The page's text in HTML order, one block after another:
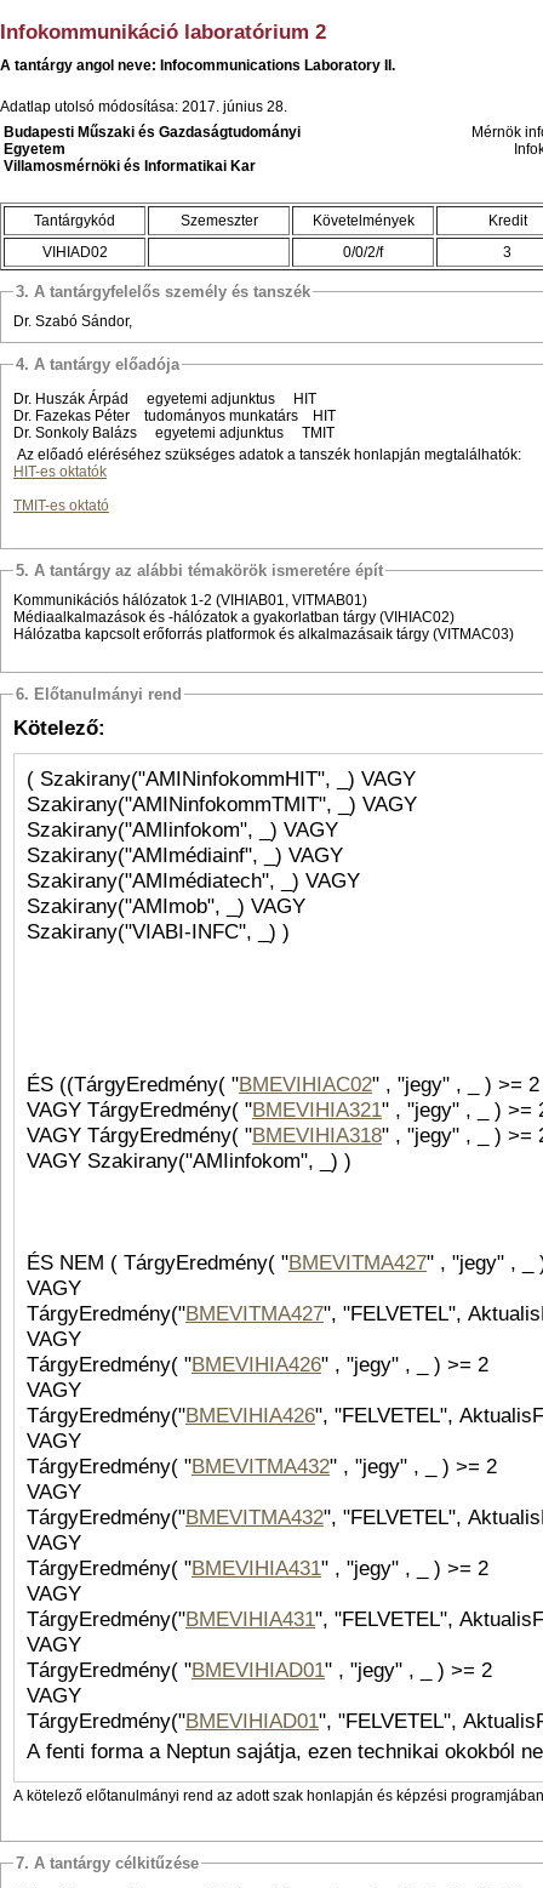
Infokommunikáció laboratórium 2
A tantárgy angol neve: Infocommunications Laboratory II.
Adatlap utolsó módosítása: 2017. június 28.
Budapesti Műszaki és Gazdaságtudományi
Egyetem
Villamosmérnöki és Informatikai Kar
Mérnök
Tantárgykód Szemeszter Követelmények
Kredit
VIHIAD02
0/0/2/f 3
3. A tantárgyfelelős személy és tanszék
Dr. Szabó Sándor,
4. A tantárgy előadója
Dr. Huszák Árpád egyetemi adjunktus HIT
Dr. Fazekas Péter tudományos munkatárs HIT
Dr. Sonkoly Balázs egyetemi adjunktus TMIT
Az előadó eléréséhez szükséges adatok a tanszék honlapján megtalálhatók:
HIT-es oktatók
TMIT-es oktató
5. A tantárgy az alábbi témakörök ismeretére épít
Kommunikációs hálózatok 1-2 (VIHIAB01, VITMAB01)
Médiaalkalmazások és -hálózatok a gyakorlatban tárgy (VIHIAC02)
Hálózatba kapcsolt erőforrás platformok és alkalmazásaik tárgy (VITMAC03)
6. Előtanulmányi rend
Kötelező:
( Szakirany("AMINinfokommHIT", _) VAGY
Szakirany("AMINinfokommTMIT", _) VAGY
Szakirany("AMIinfokom", _) VAGY
Szakirany("AMImédiainf", _) VAGY
Szakirany("AMImédiatech", _) VAGY
Szakirany("AMImob", _) VAGY
Szakirany("VIABI-INFC", _) )
ÉS ((TárgyEredmény( "BMEVIHIAC02
" , "jegy" , _ )
VAGY TárgyEredmény( "BMEVIHIA321
" , "jegy" , _
VAGY TárgyEredmény( "BMEVIHIA318
VAGY Szakirany("AMIinfokom", _) )
ÉS NEM ( TárgyEredmény( "BMEVITMA427
VAGY
TárgyEredmény("BMEVITMA427", "FELVETEL",
VAGY
TárgyEredmény( "BMEVIHIA426
" , "jegy" , _ ) >= 2
VAGY
TárgyEredmény("BMEVIHIA426", "FELVETEL",
VAGY
TárgyEredmény( "BMEVITMA432
" , "jegy" , _ ) >= 2
VAGY
TárgyEredmény("BMEVITMA432", "FELVETEL",
VAGY
TárgyEredmény( "BMEVIHIA431
" , "jegy" , _ ) >= 2
VAGY
TárgyEredmény("BMEVIHIA431", "FELVETEL",
VAGY
TárgyEredmény( "BMEVIHIAD01
" , "jegy" , _ ) >= 2
VAGY
TárgyEredmény("BMEVIHIAD01", "FELVETEL",
A fenti forma a Neptun sajátja, ezen technikai okokból
A kötelező előtanulmányi rend az adott szak honlapján és képzési
7. A tantárgy célkitűzése